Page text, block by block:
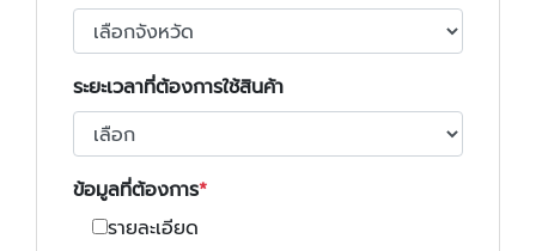
ระยะเวลาที่ต้องการใช้สินค้า
ข้อมูลที่ต้องการ
รายละเอียด